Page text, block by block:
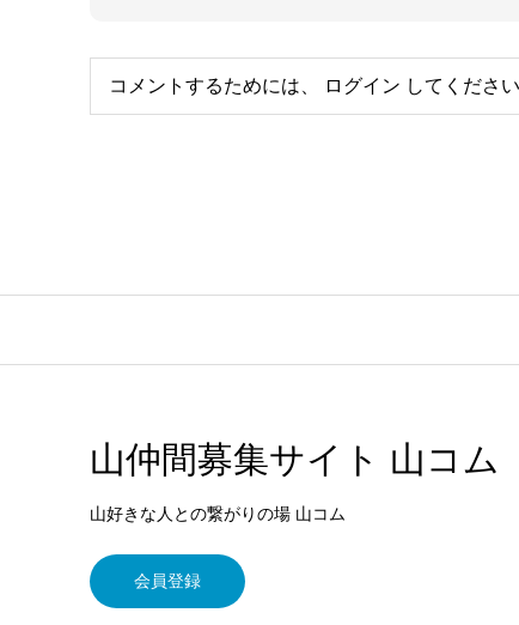
コメントするためには、 ログイン してください
山仲間募集サイト 山コム
山好きな人との繋がりの場 山コム
会員登録